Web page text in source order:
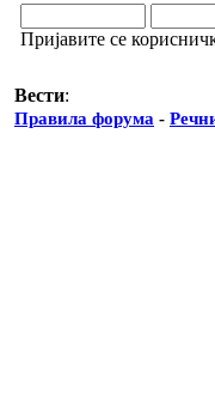
Пријавите се
Вести:
Правила форума -